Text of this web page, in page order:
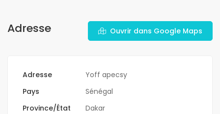
Adresse Ouvrir dans Google Maps
Adresse
Yoff apecsy
Pays
Sénégal
Province/État
Dakar